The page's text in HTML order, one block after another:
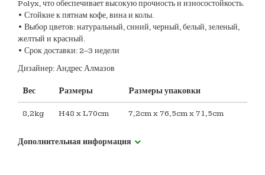
Polyx, что обеспечивает высокую прочность и износостойкость.
• Стойкие к пятнам кофе, вина и колы.
• Выбор цветов: натуральный, синий, черный, белый, зеленый,
желтый и красный.
• Срок доставки: 2–3 недели
Дизайнер: Андрес Алмазов
Bес Pазмеры Pазмеры упаковки
8,2kg H48 x L70cm 7,2cm x 76,5cm x 71,5cm
Дополнительная информация